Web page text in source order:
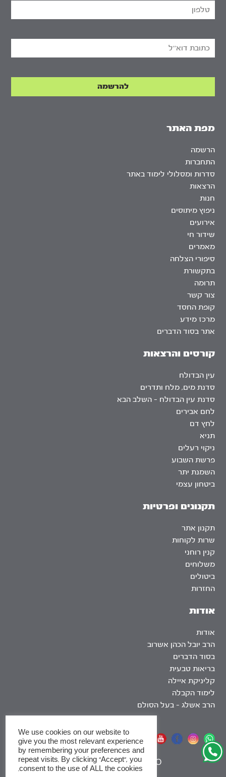
אודות
אודות
הרב יובל הכהן אשרוב
בסוד הדברים
בריאות טבעית
קליניקת איילה
לימוד הקבלה
הרב אשלג – בעל הסולם
מפת האתר
הרשמה
התחברות
סדרות ומסלולי לימוד באתר
הרצאות
חנות
ניפוץ מיתוסים
אירועים
שידור חי
מאמרים
סיפורי הצלחה
בתקשורת
תרומה
צור קשר
קופת החסד
מרכז מידע
אתר בסוד הדברים
קורסים והרצאות
עין הבדולח
סדנת מים, מלח ותדרים
סדנת עין הבדולח – השלב הבא
לחם אבירים
לחץ דם
תניא
ניקוי רעלים
פרשת השבוע
השמנת יתר
ביטחון עצמי
תקנונים ופרטיות
תקנון אתר
שרות לקוחות
קנין רוחני
משלוחים
ביטולים
החזרות
אתר שומר שבת
SEO
|
We use cookies on our website to
give you the most relevant experience
by remembering your preferences and
repeat visits. By clicking “Accept”, you
consent to the use of ALL the cookies.